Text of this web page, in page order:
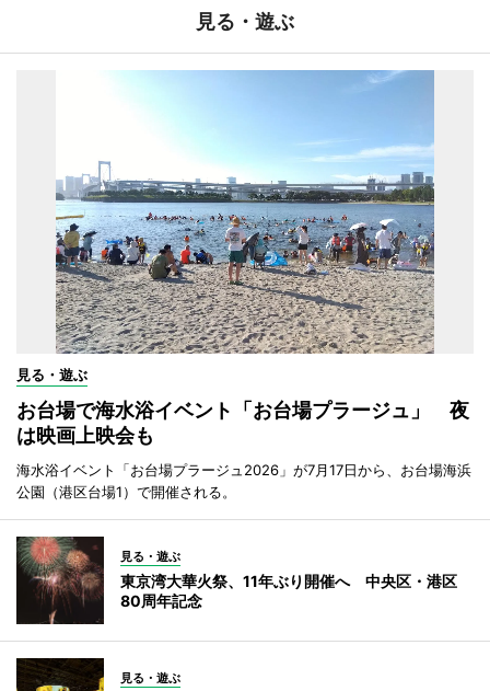
見る・遊ぶ
見る・遊ぶ
お台場で海水浴イベント「お台場プラージュ」 夜
は映画上映会も
海水浴イベント「お台場プラージュ2026」が7月17日から、お台場海浜
公園（港区台場1）で開催される。
見る・遊ぶ
東京湾大華火祭、11年ぶり開催へ 中央区・港区
80周年記念
見る・遊ぶ